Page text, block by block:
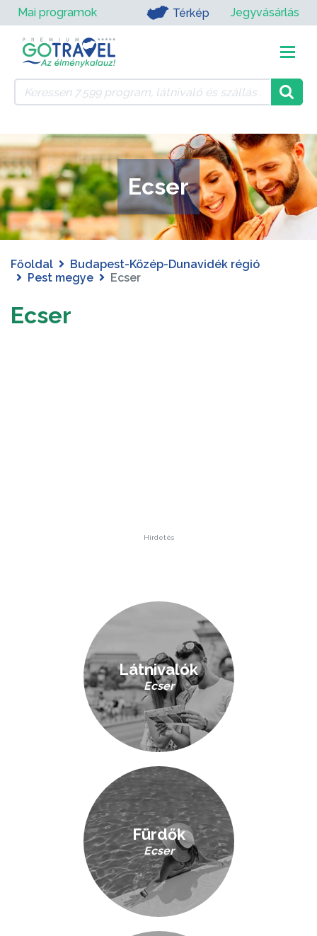
Mai programok Térkép Jegyvásárlás
Ecser
Főoldal
Budapest-Közép-Dunavidék régió
Pest megye
Ecser
Ecser
Hirdetés
Látnivalók
Ecser
Fürdők
Ecser